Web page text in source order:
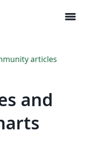
menu
articles
and